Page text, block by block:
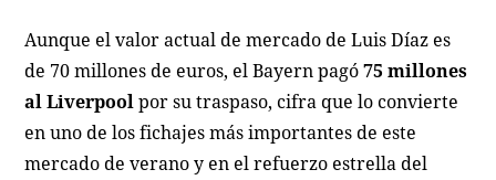
Aunque el valor actual de mercado de Luis Díaz es
de 70 millones de euros, el Bayern pagó75 millones
al Liverpoolpor su traspaso, cifra que lo convierte
en uno de los fichajes más importantes de este
mercado de verano y en el refuerzo estrella del